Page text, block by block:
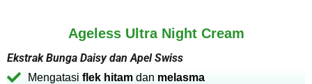
Ageless Ultra Night Cream
Ekstrak Bunga Daisy dan Apel Swiss
Mengatasi flek hitam dan melasma